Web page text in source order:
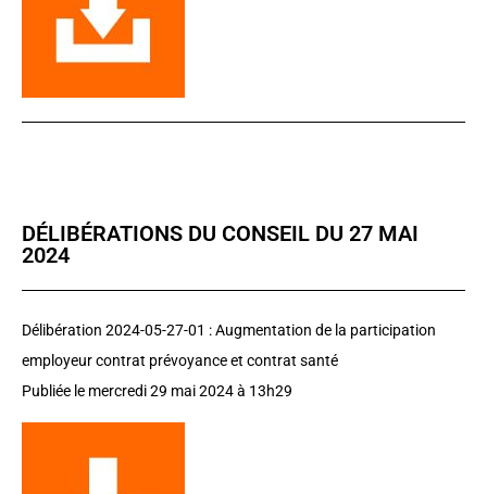
DÉLIBÉRATIONS DU CONSEIL DU 27 MAI
2024
Délibération 2024-05-27-01 : Augmentation de la participation
employeur contrat prévoyance et contrat santé
Publiée le mercredi 29 mai 2024 à 13h29